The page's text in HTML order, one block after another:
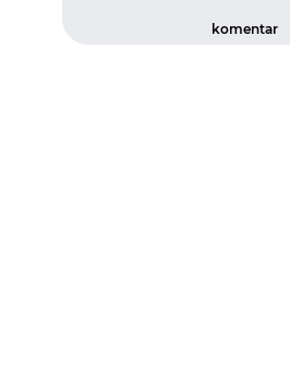
komentar